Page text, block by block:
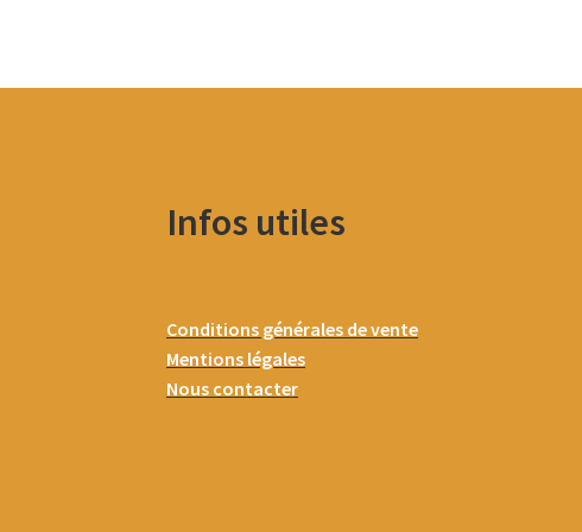
Infos utiles
Conditions générales de vente
Mentions légales
Nous contacter